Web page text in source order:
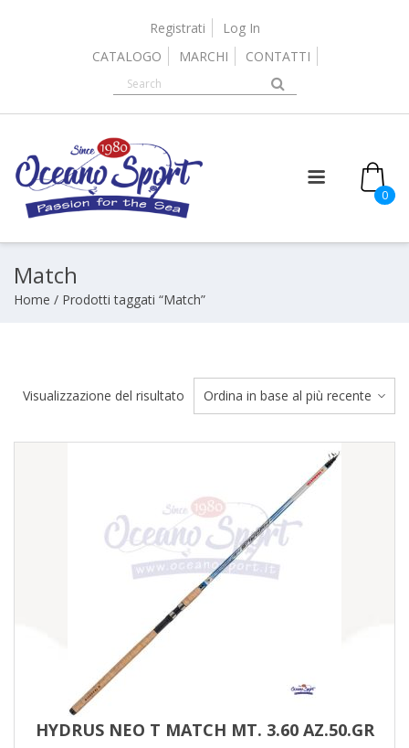
Registrati
Log In
CATALOGO
MARCHI CONTATTI
0
Match
Home / Prodotti taggati “Match”
Visualizzazione del risultato
HYDRUS NEO T MATCH MT. 3.60 AZ.50.GR